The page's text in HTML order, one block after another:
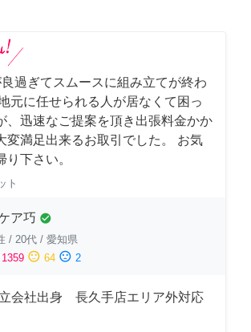
過ぎてスムースに組み立てが終わ
元に任せられる人が居なくて困っ
、迅速なご提案を頂き出張料金かか
変満足出来るお取引でした。 お気
り下さい。
ト
ア巧 check_circle
/ 20代 / 愛知県
1359 sentiment_neutral 64 sentiment_dissatisfied 2
立会社出身 長久手店エリア外対応